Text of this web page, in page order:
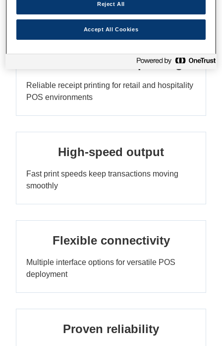
Функції
Versatile thermal printing
Reliable receipt printing for retail and hospitality
POS environments
High-speed output
Fast print speeds keep transactions moving
smoothly
Flexible connectivity
Multiple interface options for versatile POS
deployment
Proven reliability
Reject All
Accept All Cookies